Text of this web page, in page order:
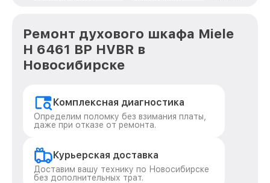
Ремонт духового шкафа Miele
H 6461 BP HVBR в
Новосибирске
Комплексная диагностика
Определим поломку без взимания платы,
даже при отказе от ремонта.
Курьерская доставка
Доставим вашу технику по Новосибирске
без дополнительных трат.